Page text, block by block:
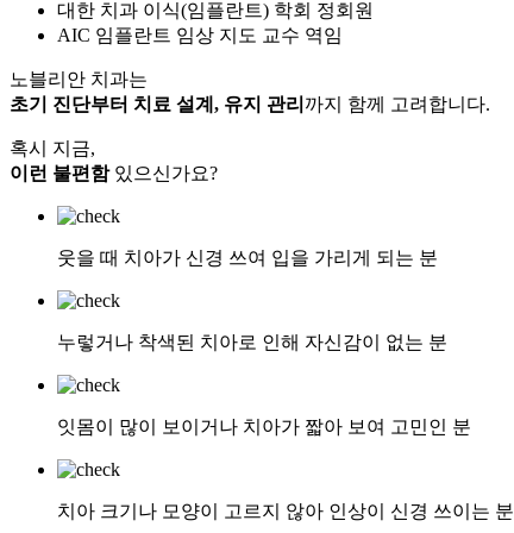
대한 치과 이식(임플란트) 학회 정회원
AIC 임플란트 임상 지도 교수 역임
노블리안 치과는
초기 진단부터 치료 설계, 유지 관리 까지 함께 고려합니다.
혹시 지금,
이런 불편함있으신가요?
웃을 때 치아가 신경 쓰여 입을 가리게 되는 분
누렇거나 착색된 치아로 인해 자신감이 없는 분
잇몸이 많이 보이거나 치아가 짧아 보여 고민인 분
치아 크기나 모양이 고르지 않아 인상이 신경 쓰이는 분